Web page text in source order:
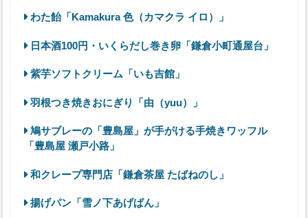
わた飴「Kamakura 色（カマクラ イロ）」
日本酒100円・いくらだし巻き卵「鎌倉小町通屋台」
紫芋ソフトクリーム「いも吉館」
羽根つき焼きおにぎり「由（yuu）」
鳩サブレーの「豊島屋」が手がける手焼きワッフル
「豊島屋 瀬戸小路」
和クレープ専門店「鎌倉茶屋 たばねのし」
揚げパン「雪ノ下あげぱん」